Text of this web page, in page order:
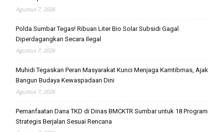
Agustus 7, 2026
Polda Sumbar Tegas! Ribuan Liter Bio Solar Subsidi Gagal
Diperdagangkan Secara Ilegal
Agustus 7, 2026
Muhidi Tegaskan Peran Masyarakat Kunci Menjaga Kamtibmas, Ajak
Bangun Budaya Kewaspadaan Dini
Agustus 7, 2026
Pemanfaatan Dana TKD di Dinas BMCKTR Sumbar untuk 18 Program
Strategis Berjalan Sesuai Rencana